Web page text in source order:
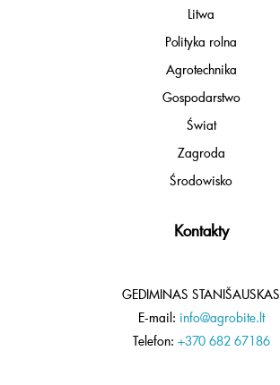
Litwa
Polityka rolna
Agrotechnika
Gospodarstwo
Świat
Zagroda
Środowisko
Kontakty
GEDIMINAS STANIŠAUSKAS
E-mail: info@agrobite.lt
Telefon: +370 682 67186